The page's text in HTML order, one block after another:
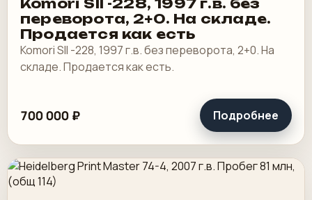
Komori SII -228, 1997 г.в. без
переворота, 2+0. На складе.
Продается как есть
Komori SII -228, 1997 г.в. без переворота, 2+0. На
складе. Продается как есть.
700 000 ₽ Подробнее